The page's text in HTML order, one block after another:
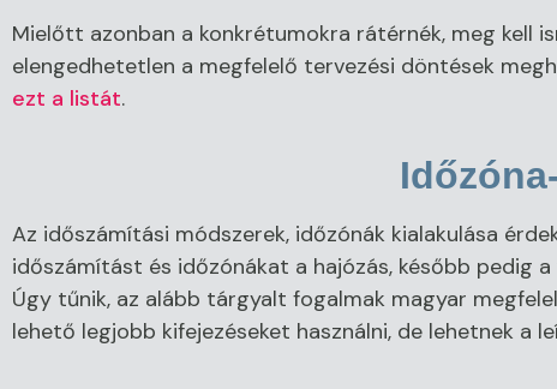
Mielőtt azonban a konkrétumokra rátérnék, meg kell
elengedhetetlen a megfelelő tervezési döntések
ezt a listát.
Az időszámítási módszerek, időzónák kialakulása
időszámítást és időzónákat a hajózás, később pedig
Úgy tűnik, az alább tárgyalt fogalmak magyar
lehető legjobb kifejezéseket használni, de lehetnek a